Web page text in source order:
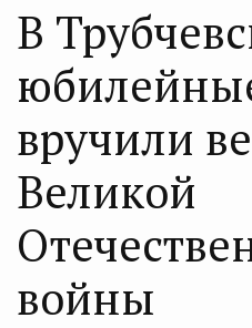
В
вручили
Великой
войны